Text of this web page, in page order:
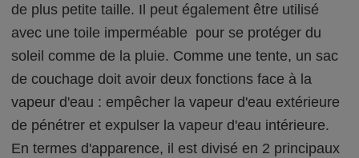
de plus petite taille. Il peut également être utilisé
avec une toile imperméable pour se protéger du
soleil comme de la pluie. Comme une tente, un sac
de couchage doit avoir deux fonctions face à la
vapeur d'eau : empêcher la vapeur d'eau extérieure
de pénétrer et expulser la vapeur d'eau intérieure.
En termes d'apparence, il est divisé en 2 principaux